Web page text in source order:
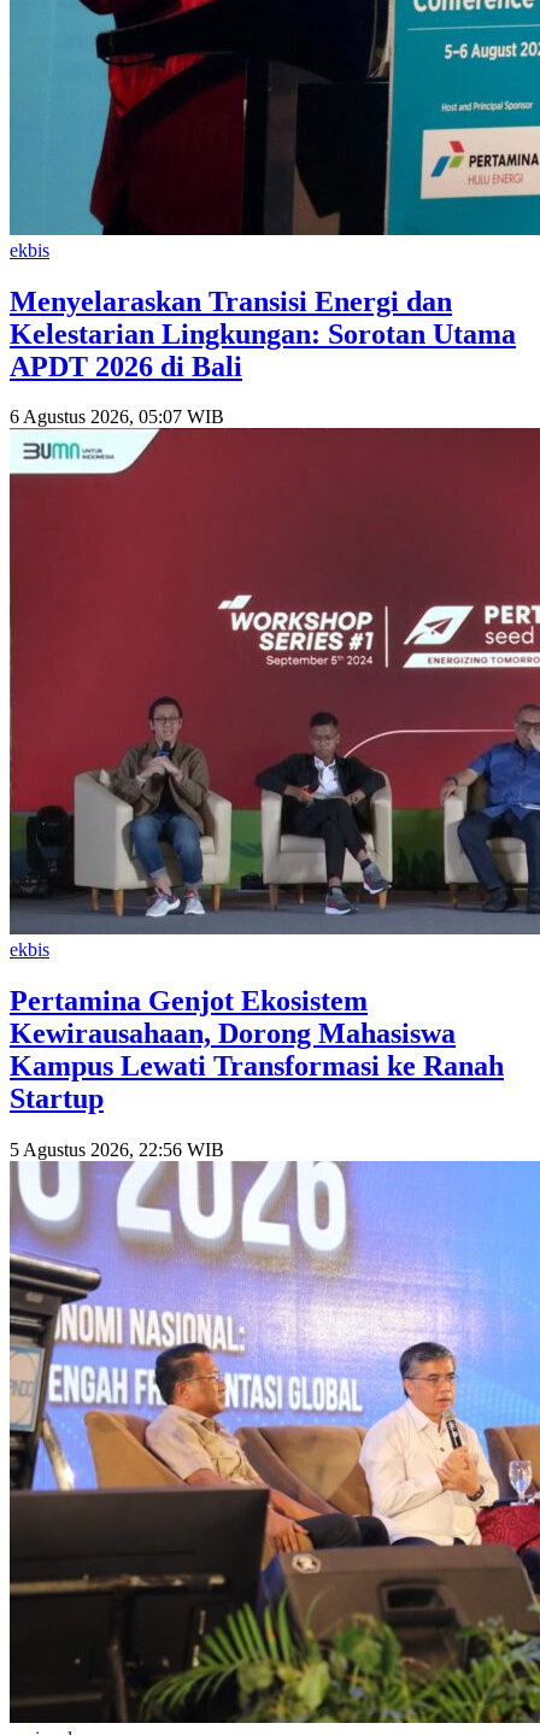
ekbis
Menyelaraskan Transisi Energi dan
Kelestarian Lingkungan: Sorotan Utama
APDT 2026 di Bali
6 Agustus 2026, 05:07 WIB
ekbis
Pertamina Genjot Ekosistem
Kewirausahaan, Dorong Mahasiswa
Kampus Lewati Transformasi ke Ranah
Startup
5 Agustus 2026, 22:56 WIB